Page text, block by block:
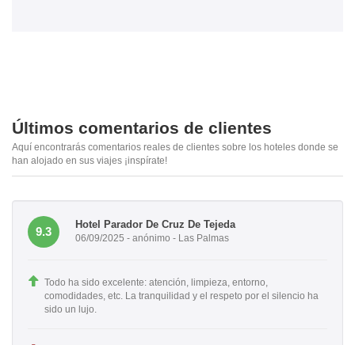
Últimos comentarios de clientes
Aquí encontrarás comentarios reales de clientes sobre los hoteles donde se
han alojado en sus viajes ¡inspírate!
9.3
Hotel Parador De Cruz De Tejeda
06/09/2025 - anónimo - Las Palmas
Todo ha sido excelente: atención, limpieza, entorno,
comodidades, etc. La tranquilidad y el respeto por el silencio ha
sido un lujo.